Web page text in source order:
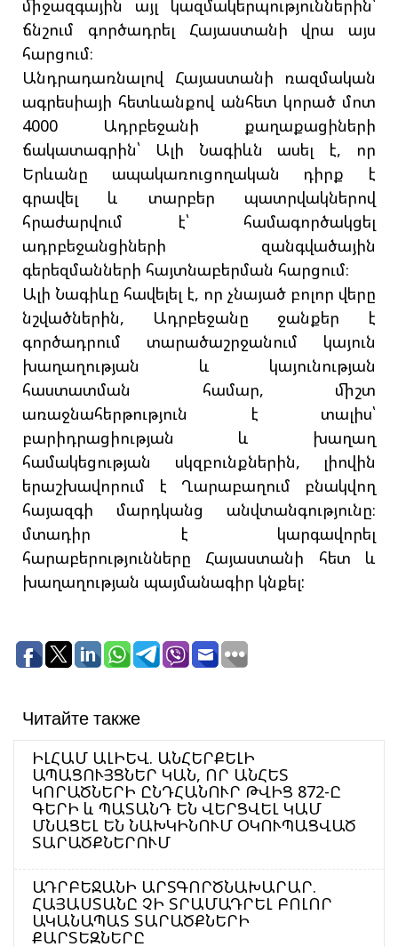
միջազգային այլ կազմակերպություններին՝
ճնշում գործադրել Հայաստանի վրա այս
հարցում։
Անդրադառնալով Հայաստանի ռազմական
ագրեսիայի հետևանքով անհետ կորած մոտ
4000 Ադրբեջանի քաղաքացիների
ճակատագրին՝ Ալի Նագիևն ասել է, որ
Երևանը ապակառուցողական դիրք է
գրավել և տարբեր պատրվակներով
հրաժարվում է՝ համագործակցել
ադրբեջանցիների զանգվածային
գերեզմանների հայտնաբերման հարցում։
Ալի Նագիևը հավելել է, որ չնայած բոլոր վերը
նշվածներին, Ադրբեջանը ջանքեր է
գործադրում տարածաշրջանում կայուն
խաղաղության և կայունության
հաստատման համար, միշտ
առաջնահերթություն է տալիս՝
բարիդրացիության և խաղաղ
համակեցության սկզբունքներին, լիովին
երաշխավորում է Ղարաբաղում բնակվող
հայազգի մարդկանց անվտանգությունը։
մտադիր է կարգավորել
հարաբերությունները Հայաստանի հետ և
խաղաղության պայմանագիր կնքել:
Читайте также
ԻԼՀԱՄ ԱԼԻԵՎ. ԱՆՀԵՐՔԵԼԻ
ԱՊԱՑՈՒՅՑՆԵՐ ԿԱՆ, ՈՐ ԱՆՀԵՏ
ԿՈՐԱԾՆԵՐԻ ԸՆԴՀԱՆՈՒՐ ԹՎԻՑ 872-Ը
ԳԵՐԻ և ՊԱՏԱՆԴ ԵՆ ՎԵՐՑՎԵԼ ԿԱՄ
ՄՆԱՑԵԼ ԵՆ ՆԱԽԿԻՆՈՒՄ ՕԿՈՒՊԱՑՎԱԾ
ՏԱՐԱԾՔՆԵՐՈՒՄ
ԱԴՐԲԵՋԱՆԻ ԱՐՏԳՈՐԾՆԱԽԱՐԱՐ.
ՀԱՅԱՍՏԱՆԸ ՉԻ ՏՐԱՄԱԴՐԵԼ ԲՈԼՈՐ
ԱԿԱՆԱՊԱՏ ՏԱՐԱԾՔՆԵՐԻ
ՔԱՐՏԵԶՆԵՐԸ